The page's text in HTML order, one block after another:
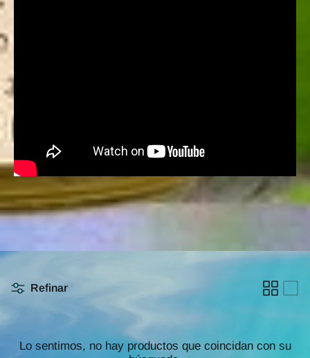
Refinar
Lo sentimos, no hay productos que coincidan con su